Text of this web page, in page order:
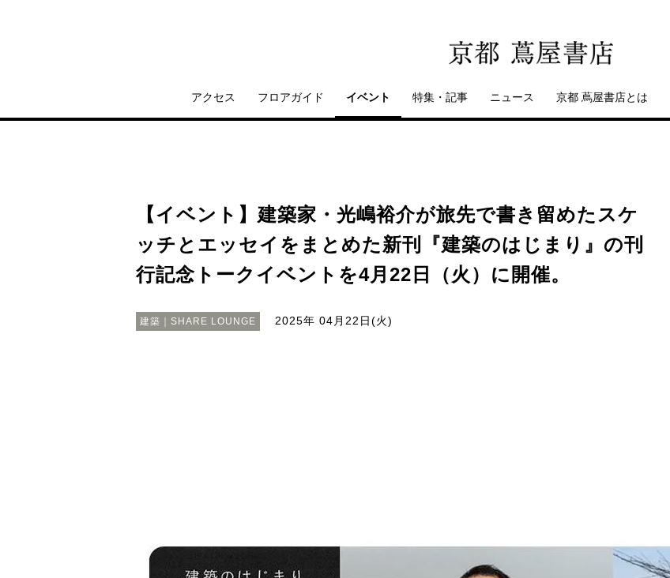
アクセス フロアガイド イベント 特集・記事 ニュース 京都 蔦屋書店とは
【イベント】建築家・光嶋裕介が旅先で書き留めたスケ
ッチとエッセイをまとめた新刊『建築のはじまり』の刊
行記念トークイベントを4月22日（火）に開催。
建築｜SHARE LOUNGE 2025年 04月22日(火)